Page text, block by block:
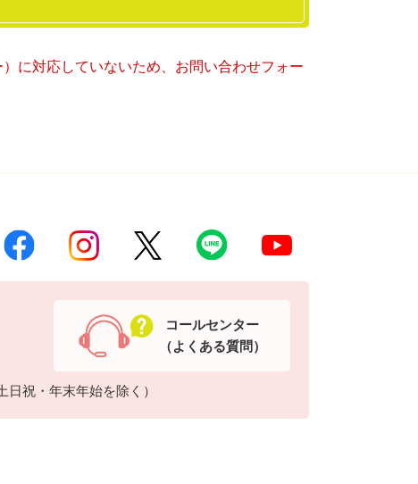
に対応していないため、お問い合わせフォー
祝・年末年始を除く）
コールセンター
（よくある質問）